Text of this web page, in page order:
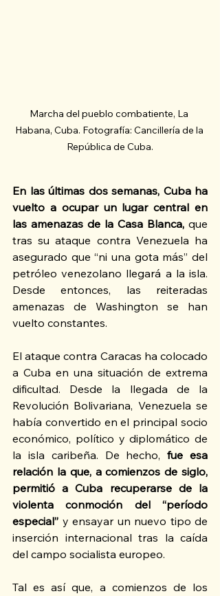
Marcha del pueblo combatiente, La
Habana, Cuba. Fotografía: Cancillería de la
República de Cuba.
En las últimas dos semanas, Cuba ha
vuelto a ocupar un lugar central en
las amenazas de la Casa Blanca, que
tras su ataque contra Venezuela ha
asegurado que “ni una gota más” del
petróleo venezolano llegará a la isla.
Desde entonces, las reiteradas
amenazas de Washington se han
vuelto constantes.
El ataque contra Caracas ha colocado
a Cuba en una situación de extrema
dificultad. Desde la llegada de la
Revolución Bolivariana, Venezuela se
había convertido en el principal socio
económico, político y diplomático de
la isla caribeña. De hecho, fue esa
relación la que, a comienzos de siglo,
permitió a Cuba recuperarse de la
violenta conmoción del “período
especial” y ensayar un nuevo tipo de
inserción internacional tras la caída
del campo socialista europeo.
Tal es así que, a comienzos de los